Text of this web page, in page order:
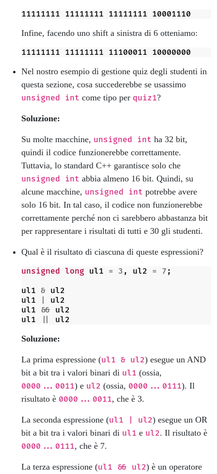
Infine, facendo uno shift a sinistra di 6 otteniamo:
Nel nostro esempio di gestione quiz degli studenti in
questa sezione, cosa succederebbe se usassimo
unsigned int come tipo per quiz1?
Soluzione:
Su molte macchine, unsigned int ha 32 bit,
quindi il codice funzionerebbe correttamente.
Tuttavia, lo standard C++ garantisce solo che
unsigned int abbia almeno 16 bit. Quindi, su
alcune macchine, unsigned int potrebbe avere
solo 16 bit. In tal caso, il codice non funzionerebbe
correttamente perché non ci sarebbero abbastanza bit
per rappresentare i risultati di tutti e 30 gli studenti.
Qual è il risultato di ciascuna di queste espressioni?
unsigned long ul1 = 3 , ul2 = 7 ;
ul1 & ul2
ul1
ul2
ul1 && ul2
ul1
ul2
Soluzione:
La prima espressione (ul1 & ul2) esegue un AND
bit a bit tra i valori binari di ul1 (ossia,
0000...0011) e ul2 (ossia, 0000...0111). Il
risultato è 0000...0011, che è 3.
La seconda espressione (ul1 | ul2) esegue un OR
bit a bit tra i valori binari di ul1 e ul2. Il risultato è
0000...0111, che è 7.
La terza espressione (ul1 && ul2) è un operatore